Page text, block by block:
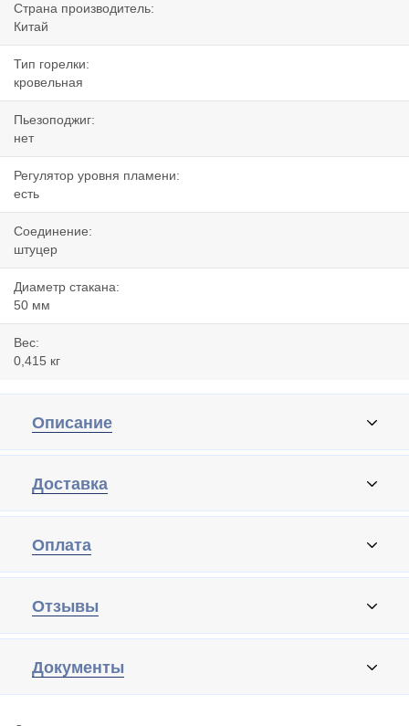
Страна производитель:
Китай
Тип горелки:
кровельная
Пьезоподжиг:
нет
Регулятор уровня пламени:
есть
Соединение:
штуцер
Диаметр стакана:
50 мм
Вес:
0,415 кг
Описание
Доставка
Оплата
Отзывы
Документы